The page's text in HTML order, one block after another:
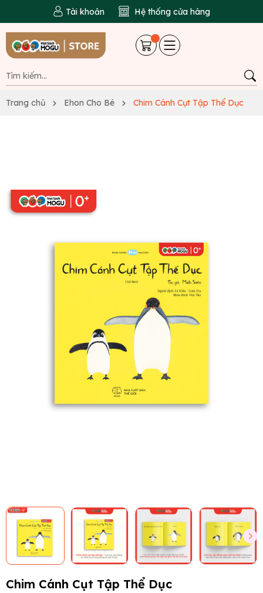
Tài khoản Hệ thống cửa hàng
Trang chủ Ehon Cho Bé Chim Cánh Cụt Tập Thể Dục
Chim Cánh Cụt Tập Thể Dục